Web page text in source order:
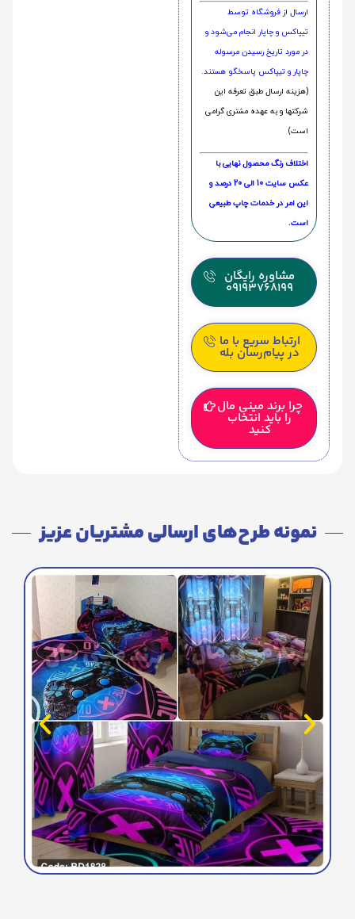
ارسال از فروشگاه توسط
تیپاکس و چاپار انجام می‌شود و
در مورد تاریخ رسیدن مرسوله
چاپار و تیپاکس پاسخگو هستند.
(هزینه ارسال طبق تعرفه این
شرکتها و به عهده مشتری گرامی
است)
اختلاف رنگ محصول نهایی با
عکس سایت 10 الی 20 درصد و
این امر در خدمات چاپ طبیعی
است.
مشاوره رایگان
09193768199
ارتباط سریع با ما
در پیام‌رسان بله
چرا برند مینی مال
را باید انتخاب
کنید
نمونه طرح‌های ارسالی مشتریان عزیز